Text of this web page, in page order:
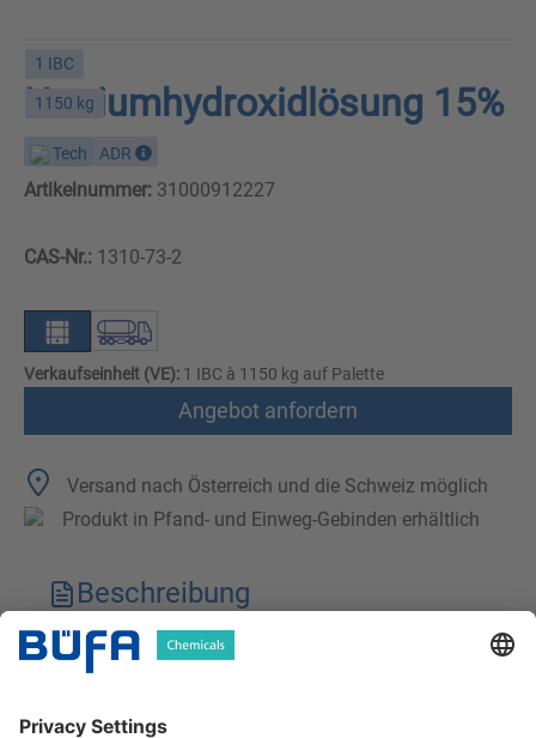
1 IBC
1150 kg
Natriumhydroxidlösung 15%
Tech ADR
Artikelnummer: 31000912227
CAS-Nr.: 1310-73-2
Verkaufseinheit (VE): 1 IBC à 1150 kg auf Palette
Angebot anfordern
Versand nach Österreich und die Schweiz möglich
Produkt in Pfand- und Einweg-Gebinden erhältlich
Beschreibung
Technische Merkmale